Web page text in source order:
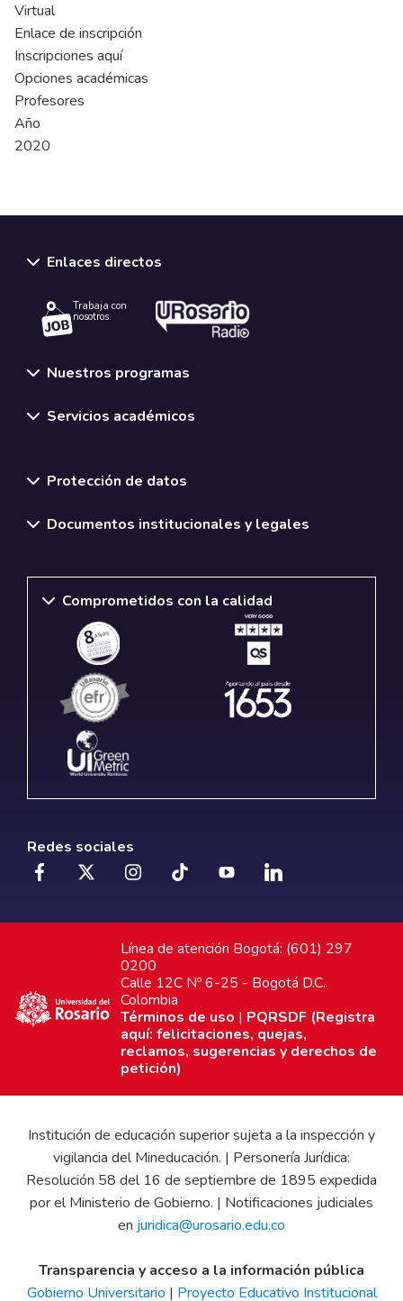
Virtual
Enlace de inscripción
Inscripciones aquí
Opciones académicas
Profesores
Año
2020
Enlaces directos
Trabaja con
nosotros.
Nuestros programas
Servicios académicos
Protección de datos
Documentos institucionales y legales
Comprometidos con la calidad
Redes sociales
Línea de atención Bogotá: (601) 297
0200
Calle 12C Nº 6-25 - Bogotá D.C.
Colombia
Términos de uso | PQRSDF (Registra
aquí: felicitaciones, quejas,
reclamos, sugerencias y derechos de
petición)
Institución de educación superior sujeta a la inspección y
vigilancia del Mineducación. | Personería Jurídica:
Resolución 58 del 16 de septiembre de 1895 expedida
por el Ministerio de Gobierno. | Notificaciones judiciales
en juridica@urosario.edu.co
Transparencia y acceso a la información pública
Gobierno Universitario | Proyecto Educativo Institucional